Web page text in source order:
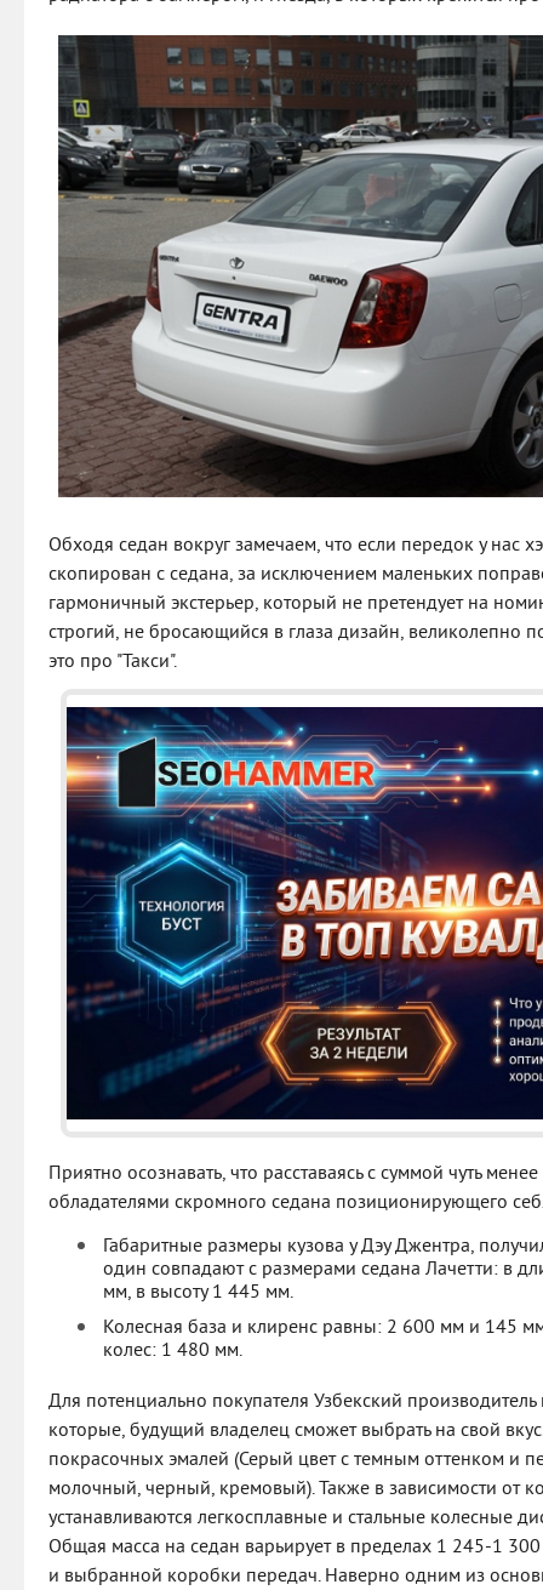
Обходя седан вокруг замечаем, что если передок у нас
скопирован с седана, за исключением маленьких
гармоничный экстерьер, который не претендует на
строгий, не бросающийся в глаза дизайн, великолепно
это про "Такси".
Приятно осознавать, что расставаясь с суммой чуть
обладателями скромного седана позиционирующего
Габаритные размеры кузова у Дэу Джентра,
один совпадают с размерами седана Лачетти: в
мм, в высоту 1 445 мм.
Колесная база и клиренс равны: 2 600 мм и 145
колес: 1 480 мм.
Для потенциально покупателя Узбекский производитель
которые, будущий владелец сможет выбрать на свой
покрасочных эмалей (Серый цвет с темным оттенком и
молочный, черный, кремовый). Также в зависимости от
устанавливаются легкосплавные и стальные колесные
Общая масса на седан варьирует в пределах 1 245-1
и выбранной коробки передач. Наверно одним из